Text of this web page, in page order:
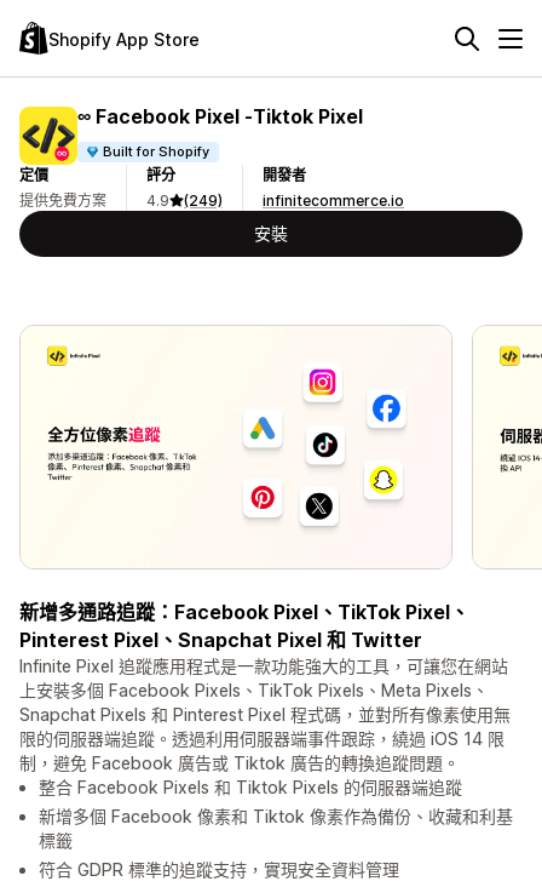
Shopify App Store
∞ Facebook Pixel ‑Tiktok Pixel
Built for Shopify
定價
提供免費方案
評分
4.9
(249)
開發者
infinitecommerce.io
安裝
新增多通路追蹤：Facebook Pixel、TikTok Pixel、
Pinterest Pixel、Snapchat Pixel 和 Twitter
Infinite Pixel 追蹤應用程式是一款功能強大的工具，可讓您在網站
上安裝多個 Facebook Pixels、TikTok Pixels、Meta Pixels、
Snapchat Pixels 和 Pinterest Pixel 程式碼，並對所有像素使用無
限的伺服器端追蹤。透過利用伺服器端事件跟踪，繞過 iOS 14 限
制，避免 Facebook 廣告或 Tiktok 廣告的轉換追蹤問題。
整合 Facebook Pixels 和 Tiktok Pixels 的伺服器端追蹤
新增多個 Facebook 像素和 Tiktok 像素作為備份、收藏和利基
標籤
符合 GDPR 標準的追蹤支持，實現安全資料管理